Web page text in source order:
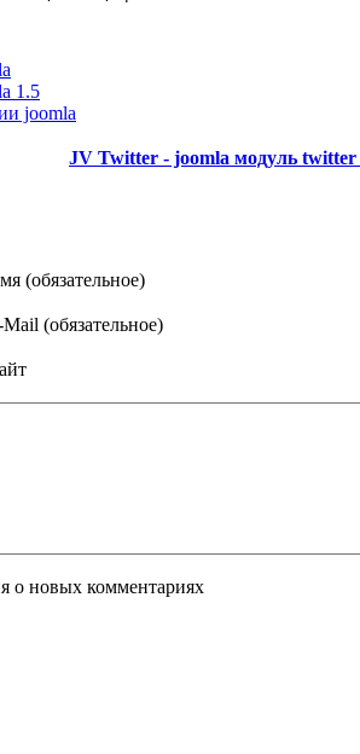
1.5
joomla
JV Twitter - joomla модуль twitter
(обязательное)
(обязательное)
о новых комментариях